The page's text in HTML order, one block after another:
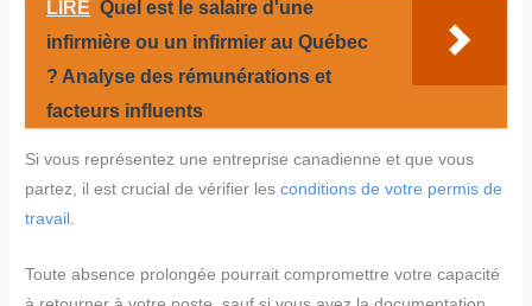
LIRE Quel est le salaire d'une
infirmière ou un infirmier au Québec
? Analyse des rémunérations et
facteurs influents
Si vous représentez une entreprise canadienne et que vous
partez, il est crucial de vérifier lesconditions de votre permis de
travail
Toute absence prolongée pourrait compromettre votre capacité